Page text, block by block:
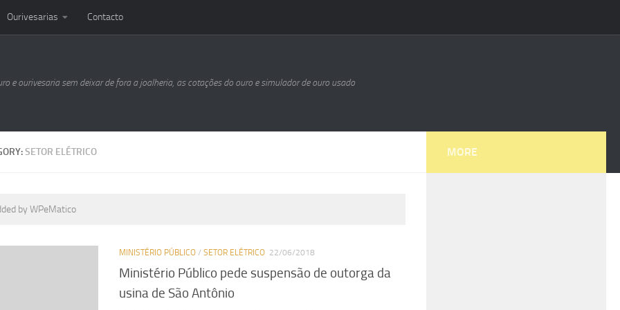
Ourivesarias Contacto
e ourivesaria sem deixar de fora a joalheria, as cotações do ouro e simulador de ouro usado
SETOR ELÉTRICO
by WPeMatico
MINISTÉRIO PÚBLICO / SETOR ELÉTRICO 22/06/2018
Ministério Público pede suspensão de outorga da
usina de São Antônio
MORE